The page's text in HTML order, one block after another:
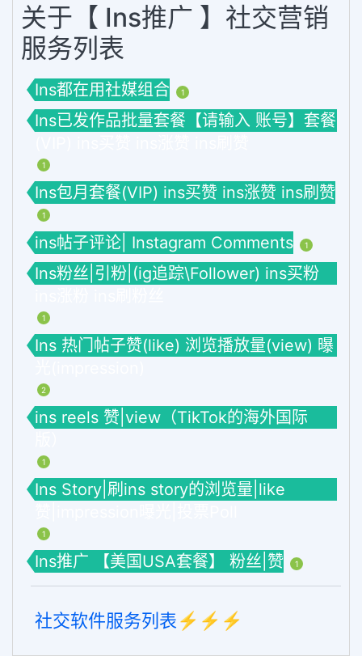
关于【 Ins推广 】社交营销
服务列表
Ins都在用社媒组合 1
Ins已发作品批量套餐【请输入 账号】套餐
1
Ins包月套餐(VIP) ins买赞 ins涨赞 ins刷赞
1
ins帖子评论| Instagram Comments 1
Ins粉丝|引粉|(ig追踪\Follower) ins买粉
1
Ins 热门帖子赞(like) 浏览播放量(view) 曝
2
ins reels 赞|view（TikTok的海外国际
1
Ins Story|刷ins story的浏览量|like
1
Ins推广 【美国USA套餐】 粉丝|赞 1
社交软件服务列表⚡️⚡️⚡️